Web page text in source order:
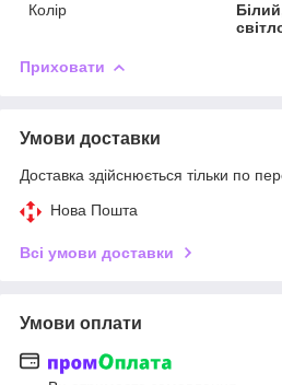
Колір
Приховати
Умови доставки
Доставка здійснюється тільки по
Нова Пошта
Всі умови доставки
Умови оплати